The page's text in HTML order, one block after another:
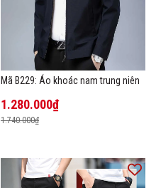
Mã B229: Áo khoác nam trung niên
1.280.000₫
1.740.000₫